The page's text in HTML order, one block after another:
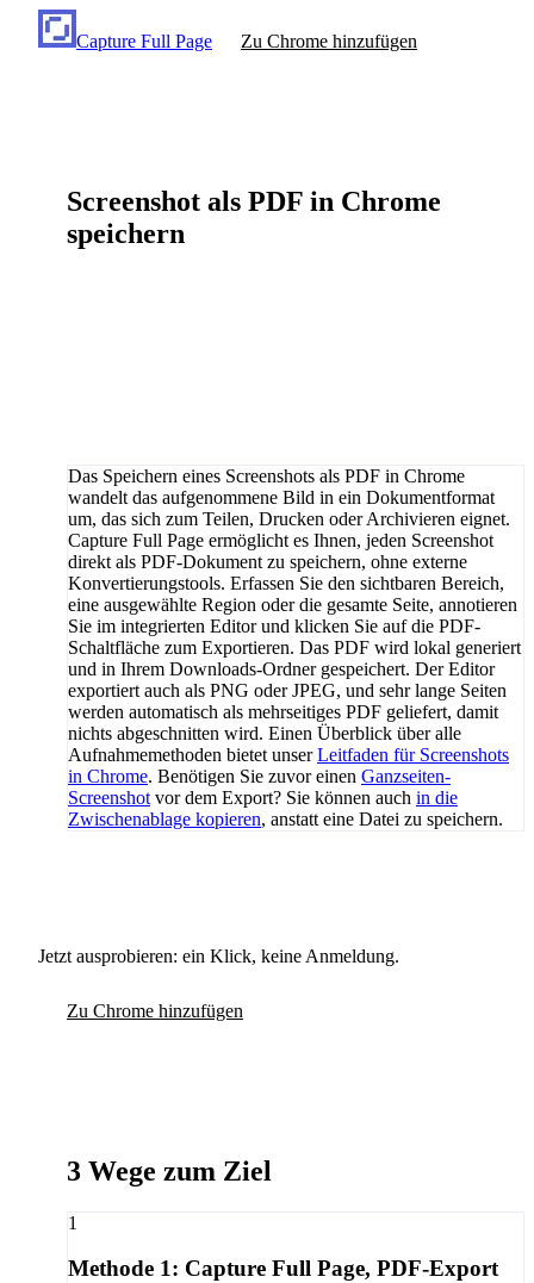
Capture Full Page Zu Chrome hinzufügen
Screenshot als PDF in Chrome
speichern
Das Speichern eines Screenshots als PDF in Chrome
wandelt das aufgenommene Bild in ein Dokumentformat
um, das sich zum Teilen, Drucken oder Archivieren eignet.
Capture Full Page ermöglicht es Ihnen, jeden Screenshot
direkt als PDF-Dokument zu speichern, ohne externe
Konvertierungstools. Erfassen Sie den sichtbaren Bereich,
eine ausgewählte Region oder die gesamte Seite, annotieren
Sie im integrierten Editor und klicken Sie auf die PDF-
Schaltfläche zum Exportieren. Das PDF wird lokal generiert
und in Ihrem Downloads-Ordner gespeichert. Der Editor
exportiert auch als PNG oder JPEG, und sehr lange Seiten
werden automatisch als mehrseitiges PDF geliefert, damit
nichts abgeschnitten wird. Einen Überblick über alle
Aufnahmemethoden bietet unserLeitfaden für Screenshots
in Chrome. Benötigen Sie zuvor einen Ganzseiten-
Screenshot vor dem Export? Sie können auch in die
Zwischenablage kopieren, anstatt eine Datei zu speichern.
Jetzt ausprobieren: ein Klick, keine Anmeldung.
Zu Chrome hinzufügen
3 Wege zum Ziel
1
Methode 1: Capture Full Page, PDF-Export